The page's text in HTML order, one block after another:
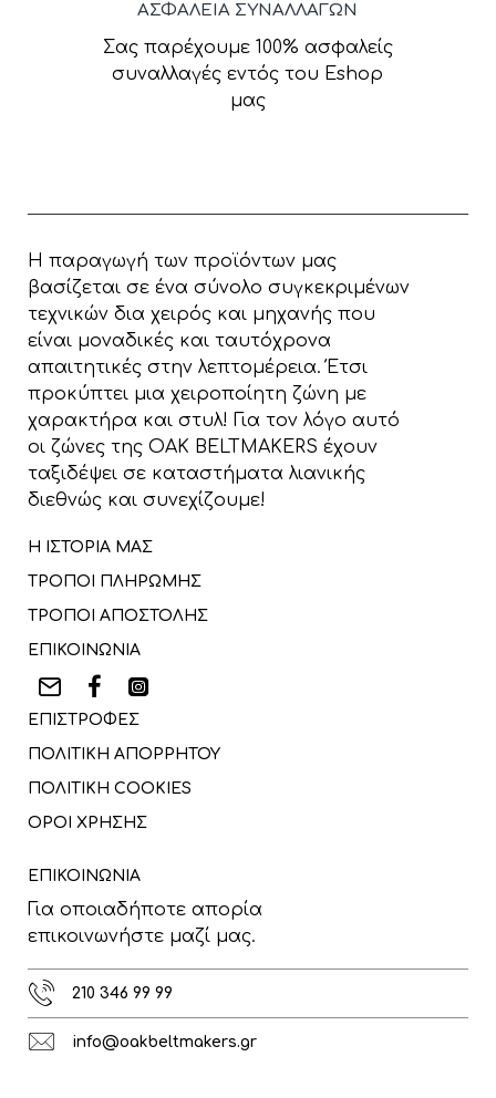
ΑΣΦΑΛΕΙΑ ΣΥΝΑΛΛΑΓΩΝ
Σας παρέχουμε 100% ασφαλείς
συναλλαγές εντός του Eshop
μας
Η παραγωγή των προϊόντων μας
βασίζεται σε ένα σύνολο συγκεκριμένων
τεχνικών δια χειρός και μηχανής που
είναι μοναδικές και ταυτόχρονα
απαιτητικές στην λεπτομέρεια. Έτσι
προκύπτει μια χειροποίητη ζώνη με
χαρακτήρα και στυλ! Για τον λόγο αυτό
οι ζώνες της OAK BELTMAKERS έχουν
ταξιδέψει σε καταστήματα λιανικής
διεθνώς και συνεχίζουμε!
Η ΙΣΤΟΡΙΑ ΜΑΣ
ΤΡΟΠΟΙ ΠΛΗΡΩΜΗΣ
ΤΡΟΠΟΙ ΑΠΟΣΤΟΛΗΣ
ΕΠΙΚΟΙΝΩΝΙΑ
ΕΠΙΣΤΡΟΦΕΣ
ΠΟΛΙΤΙΚΗ ΑΠΟΡΡΗΤΟΥ
ΠΟΛΙΤΙΚΗ COOKIES
ΟΡΟΙ ΧΡΗΣΗΣ
ΕΠΙΚΟΙΝΩΝΙΑ
Για οποιαδήποτε απορία
επικοινωνήστε μαζί μας.
210 346 99 99
info@oakbeltmakers.gr